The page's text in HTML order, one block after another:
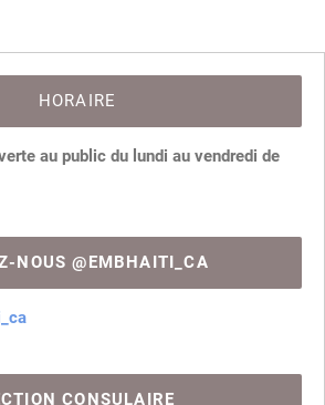
HORAIRE
au public du lundi au vendredi de
NOUS @EMBHAITI_CA
CONSULAIRE